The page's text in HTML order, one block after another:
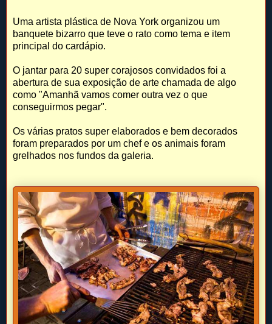
Uma artista plástica de Nova York organizou um
banquete bizarro que teve o rato como tema e item
principal do cardápio.
O jantar para 20 super corajosos convidados foi a
abertura de sua exposição de arte chamada de algo
como "Amanhã vamos comer outra vez o que
conseguirmos pegar".
Os várias pratos super elaborados e bem decorados
foram preparados por um chef e os animais foram
grelhados nos fundos da galeria.